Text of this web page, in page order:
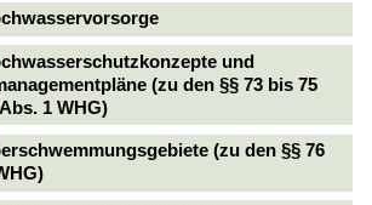
und
(zu den §§ 73 bis 75
1 WHG)
(zu den §§ 76